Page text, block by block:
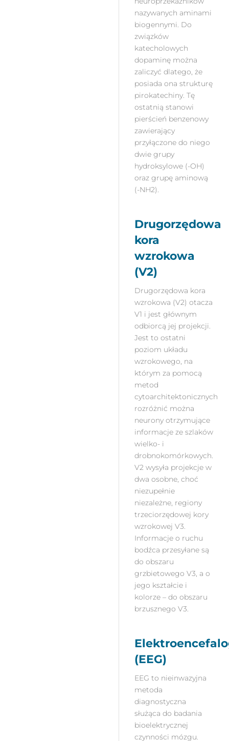
nazywanych aminami
biogennymi. Do
związków
katecholowych
dopaminę można
zaliczyć dlatego, że
posiada ona strukturę
pirokatechiny. Tę
ostatnią stanowi
pierścień benzenowy
zawierający
przyłączone do niego
dwie grupy
hydroksylowe (-OH)
oraz grupę aminową
(-NH2).
Drugorzędowa
kora
wzrokowa
(V2)
Drugorzędowa kora
wzrokowa (V2) otacza
V1 i jest głównym
odbiorcą jej projekcji.
Jest to ostatni
poziom układu
wzrokowego, na
którym za pomocą
metod
cytoarchitektonicznych
rozróżnić można
neurony otrzymujące
informacje ze szlaków
wielko- i
drobnokomórkowych.
V2 wysyła projekcje w
dwa osobne, choć
niezupełnie
niezależne, regiony
trzeciorzędowej kory
wzrokowej V3.
Informacje o ruchu
bodźca przesyłane są
do obszaru
grzbietowego V3, a o
jego kształcie i
kolorze – do obszaru
brzusznego V3.
(EEG)
EEG to nieinwazyjna
metoda
diagnostyczna
służąca do badania
bioelektrycznej
czynności mózgu.